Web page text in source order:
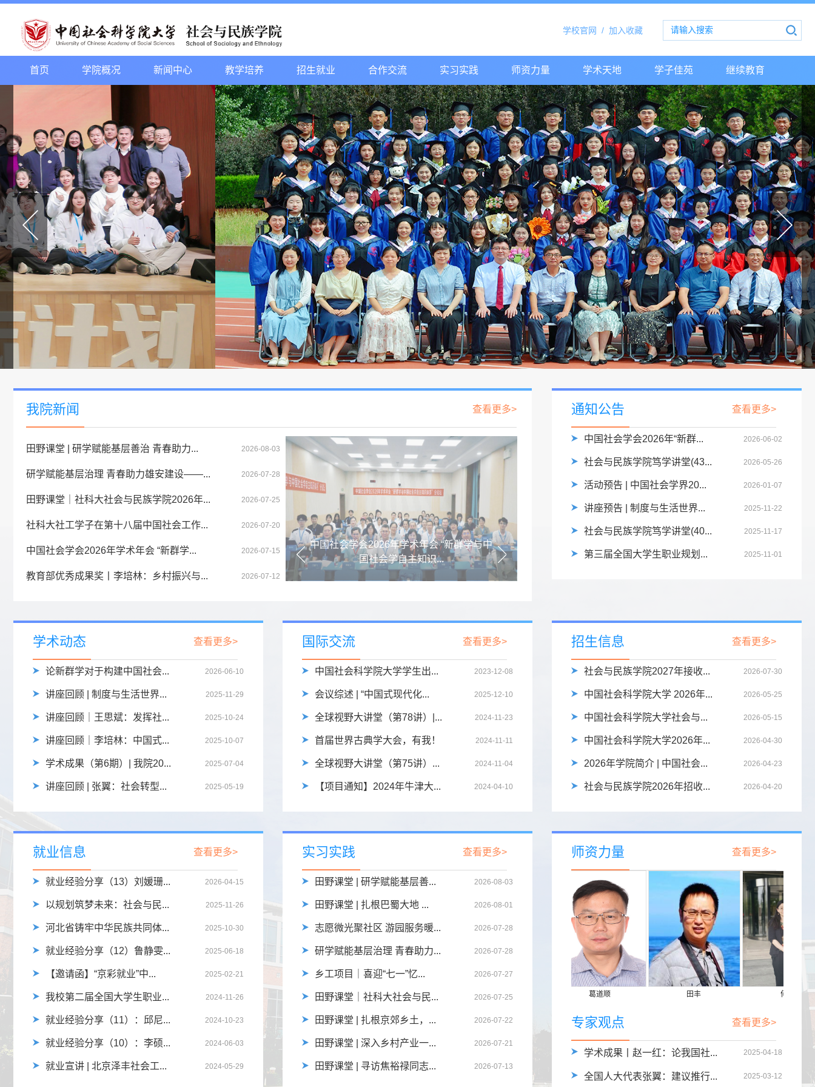
学校官网 / 加入收藏
首页 学院概况 新闻中心 教学培养 招生就业 合作交流 实习实践 师资力量 学术天地 学子佳苑 继续教育
1
2
3
4
5
6
7
我院新闻 查看更多>
田野课堂 | 研学赋能基层善治 青春助力... 2026-08-03
研学赋能基层治理 青春助力雄安建设——... 2026-07-28
田野课堂｜社科大社会与民族学院2026年... 2026-07-25
社科大社工学子在第十八届中国社会工作... 2026-07-20
中国社会学会2026年学术年会 “新群学... 2026-07-15
教育部优秀成果奖丨李培林：乡村振兴与... 2026-07-12
中国社会学会2026年学术年会 “新群学与中
国社会学自主知识...
通知公告 查看更多>
中国社会学会2026年“新群... 2026-06-02
社会与民族学院笃学讲堂(43... 2026-05-26
活动预告 | 中国社会学界20... 2026-01-07
讲座预告 | 制度与生活世界... 2025-11-22
社会与民族学院笃学讲堂(40... 2025-11-17
第三届全国大学生职业规划... 2025-11-01
学术动态 查看更多>
论新群学对于构建中国社会... 2026-06-10
讲座回顾 | 制度与生活世界... 2025-11-29
讲座回顾｜王思斌：发挥社... 2025-10-24
讲座回顾｜李培林：中国式... 2025-10-07
学术成果（第6期）| 我院20... 2025-07-04
讲座回顾 | 张翼：社会转型... 2025-05-19
国际交流 查看更多>
中国社会科学院大学学生出... 2023-12-08
会议综述 | “中国式现代化... 2025-12-10
全球视野大讲堂（第78讲）|... 2024-11-23
首届世界古典学大会，有我！ 2024-11-11
全球视野大讲堂（第75讲）... 2024-11-04
【项目通知】2024年牛津大... 2024-04-10
招生信息 查看更多>
社会与民族学院2027年接收... 2026-07-30
中国社会科学院大学 2026年... 2026-05-25
中国社会科学院大学社会与... 2026-05-15
中国社会科学院大学2026年... 2026-04-30
2026年学院简介 | 中国社会... 2026-04-23
社会与民族学院2026年招收... 2026-04-20
就业信息 查看更多>
就业经验分享（13）刘媛珊... 2026-04-15
以规划筑梦未来：社会与民... 2025-11-26
河北省铸牢中华民族共同体... 2025-10-30
就业经验分享（12）鲁静雯... 2025-06-18
【邀请函】“京彩就业”中... 2025-02-21
我校第二届全国大学生职业... 2024-11-26
就业经验分享（11）：邱尼... 2024-10-23
就业经验分享（10）：李硕... 2024-06-03
就业宣讲 | 北京泽丰社会工... 2024-05-29
实习实践 查看更多>
田野课堂 | 研学赋能基层善... 2026-08-03
田野课堂 | 扎根巴蜀大地 ... 2026-08-01
志愿微光聚社区 游园服务暖... 2026-07-28
研学赋能基层治理 青春助力... 2026-07-28
乡工项目｜喜迎“七一”忆... 2026-07-27
田野课堂｜社科大社会与民... 2026-07-25
田野课堂 | 扎根京郊乡土，... 2026-07-22
田野课堂 | 深入乡村产业一... 2026-07-21
田野课堂 | 寻访焦裕禄同志... 2026-07-13
师资力量 查看更多>
陈涛​ 李炜
专家观点 查看更多>
学术成果丨赵一红：论我国社... 2025-04-18
全国人大代表张翼：建议推行... 2025-03-12